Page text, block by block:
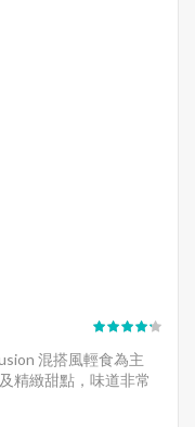
混搭風輕食為主
精緻甜點，味道非常